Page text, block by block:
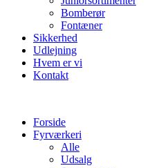
Bomberør
Fontæner
Sikkerhed
Udlejning
Hvem er vi
Kontakt
Forside
Fyrværkeri
Alle
Udsalg